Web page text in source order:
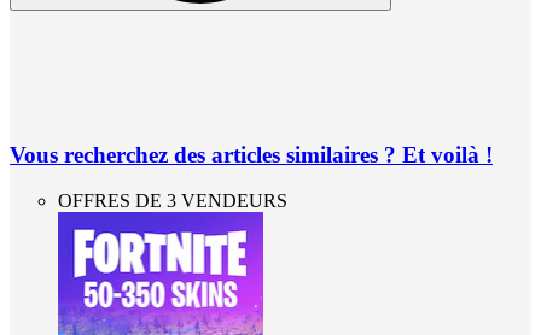
Vous recherchez des articles similaires ? Et voilà !
OFFRES DE 3 VENDEURS